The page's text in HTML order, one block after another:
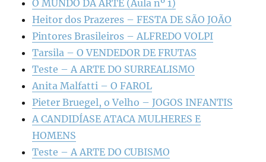
O MUNDO DA ARTE (Aula nº 1)
Heitor dos Prazeres – FESTA DE SÃO JOÃO
Pintores Brasileiros – ALFREDO VOLPI
Tarsila – O VENDEDOR DE FRUTAS
Teste – A ARTE DO SURREALISMO
Anita Malfatti – O FAROL
Pieter Bruegel, o Velho – JOGOS INFANTIS
A CANDIDÍASE ATACA MULHERES E
HOMENS
Teste – A ARTE DO CUBISMO